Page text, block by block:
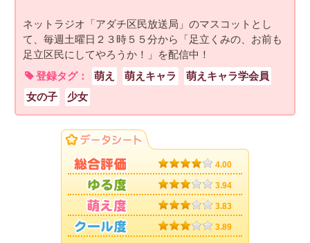
ネットラジオ「アダチ区民放送局」のマスコットとし
て、毎週土曜日２３時５５分から「足立くみの、お前も
足立区民にしてやろうか！」を配信中！
登録タグ：
萌え 萌えキャラ
萌えキャラ学会員
女の子
少女
4.00
3.94
3.83
3.89